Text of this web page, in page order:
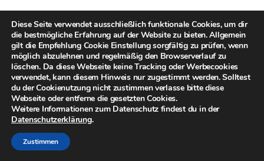
Impressum
© 2026Madeleine Renyi
Datenschutzerklärung
Nach oben↑
Diese Seite verwendet ausschließlich funktionale Cookies, um dir
die bestmögliche Erfahrung auf der Website zu bieten. Allgemein
gilt die Empfehlung Cookie Einstellung sorgfältig zu prüfen, wenn
möglich abzulehnen und regelmäßig den Browserverlauf zu
löschen. Da diese Webseite keine Tracking oder Werbecookies
verwendet, kann diesem Hinweis nur zugestimmt werden. Solltest
du der Cookienutzung nicht zustimmen verlasse bitte diese
Webseite oder entferne die gesetzten Cookies.
Weitere Informationen zum Datenschutz findest du in der
Datenschutzerklärung.
Zustimmen